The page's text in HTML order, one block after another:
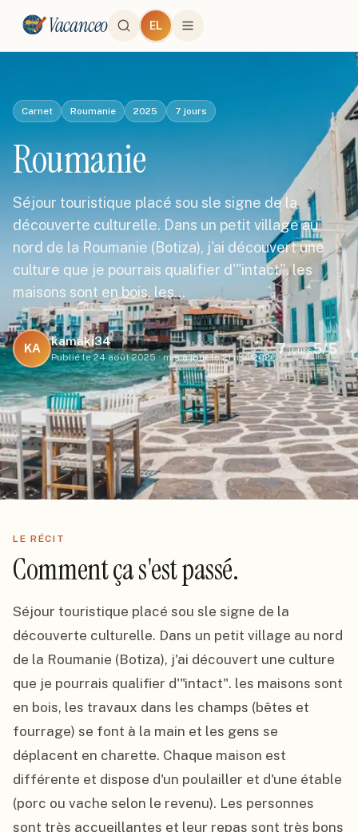
Vacanceo EL
Carnet Roumanie 2025 7 jours
Roumanie
Séjour touristique placé sou sle signe de la
découverte culturelle. Dans un petit village au
nord de la Roumanie (Botiza), j'ai découvert une
culture que je pourrais qualifier d'"intact". les
maisons sont en bois, les…
KA
kamaki34
Publié le 24 août 2025·mis à jour le 21 mai 2026
7jours5/5
LE RÉCIT
Comment ça s'est passé.
Séjour touristique placé sou sle signe de la
découverte culturelle. Dans un petit village au nord
de la Roumanie (Botiza), j'ai découvert une culture
que je pourrais qualifier d'"intact". les maisons sont
en bois, les travaux dans les champs (bêtes et
fourrage) se font à la main et les gens se
déplacent en charette. Chaque maison est
différente et dispose d'un poulailler et d'une étable
(porc ou vache selon le revenu). Les personnes
sont très accueillantes et leur repas sont très bons